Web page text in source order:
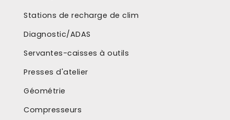
Stations de recharge de clim
Diagnostic/ADAS
Servantes-caisses à outils
Presses d'atelier
Géométrie
Compresseurs